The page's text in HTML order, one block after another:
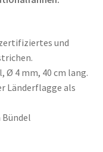
und
4 mm, 40 cm lang.
Länderflagge als
Bündel